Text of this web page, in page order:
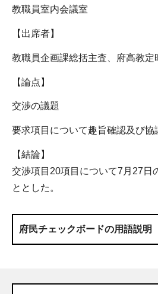
教職員室内会議室
【出席者】
教職員企画課総括主査、府高教定
【論点】
交渉の議題
要求項目について趣旨確認及び協
【結論】
交渉項目20項目について7月27日
ととした。
府民チェックボードの用語説明